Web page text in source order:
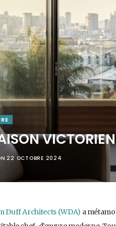
22 OCTOBRE 2024
Duff Architects (WDA) a